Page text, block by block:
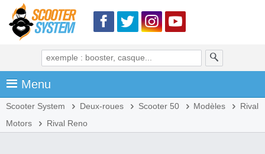
Menu
Scooter System Deux-roues Scooter 50 Modèles
Rival
Motors
Rival Reno